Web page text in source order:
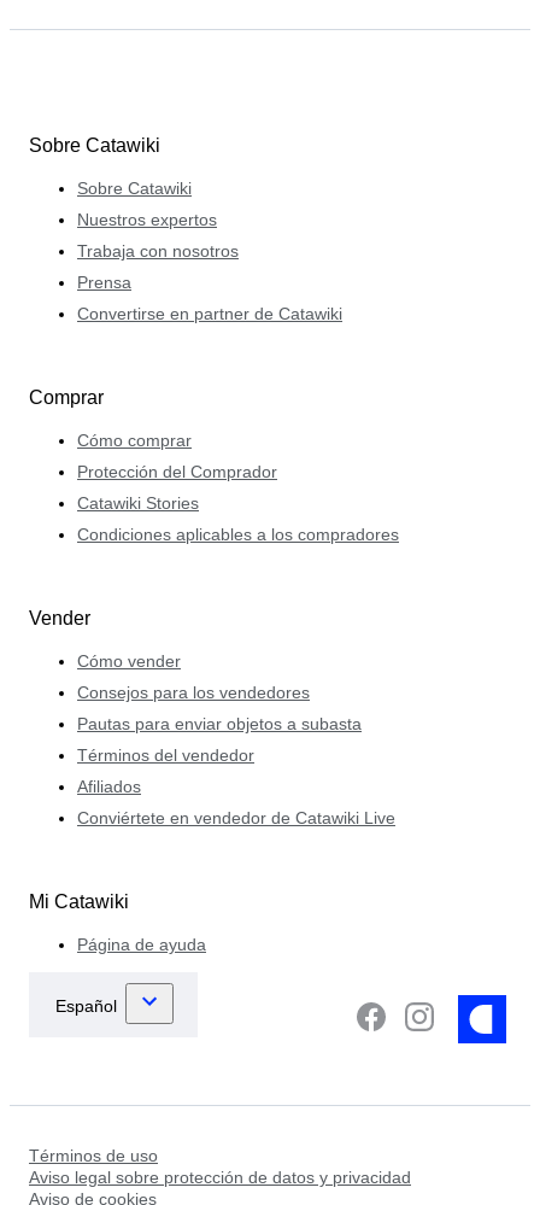
Sobre Catawiki
Sobre Catawiki
Nuestros expertos
Trabaja con nosotros
Prensa
Convertirse en partner de Catawiki
Comprar
Cómo comprar
Protección del Comprador
Catawiki Stories
Condiciones aplicables a los compradores
Vender
Cómo vender
Consejos para los vendedores
Pautas para enviar objetos a subasta
Términos del vendedor
Afiliados
Conviértete en vendedor de Catawiki Live
Mi Catawiki
Página de ayuda
Términos de uso
Aviso legal sobre protección de datos y privacidad
Aviso de cookies